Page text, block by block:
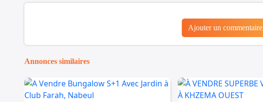
Ajouter un commentaire
Annonces similaires